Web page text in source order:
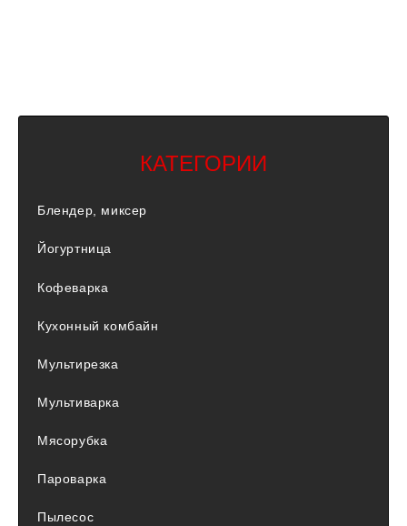
КАТЕГОРИИ
Блендер, миксер
Йогуртница
Кофеварка
Кухонный комбайн
Мультирезка
Мультиварка
Мясорубка
Пароварка
Пылесос